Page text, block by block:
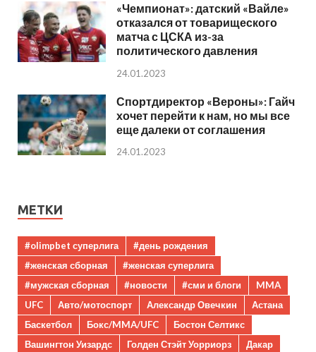
«Чемпионат»: датский «Вайле»
отказался от товарищеского
матча с ЦСКА из-за
политического давления
24.01.2023
Спортдиректор «Вероны»: Гайч
хочет перейти к нам, но мы все
еще далеки от соглашения
24.01.2023
МЕТКИ
#olimpbet суперлига
#день рождения
#женская сборная
#женская суперлига
#мужская сборная
#новости #сми и блоги
MMA
UFC
Авто/мотоспорт Александр Овечкин
Астана
Баскетбол
Бокс/MMA/UFC
Бостон Селтикс
Вашингтон Уизардс
Голден Стэйт Уорриорз
Дакар